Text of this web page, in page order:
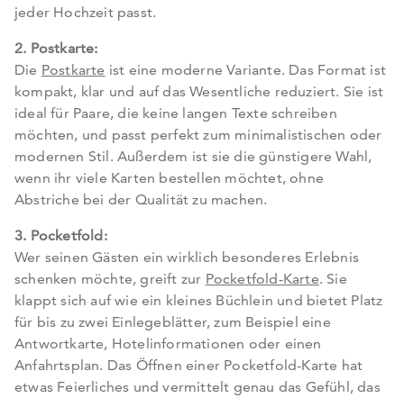
jeder Hochzeit passt.
2. Postkarte:
Die Postkarte ist eine moderne Variante. Das Format ist
kompakt, klar und auf das Wesentliche reduziert. Sie ist
ideal für Paare, die keine langen Texte schreiben
möchten, und passt perfekt zum minimalistischen oder
modernen Stil. Außerdem ist sie die günstigere Wahl,
wenn ihr viele Karten bestellen möchtet, ohne
Abstriche bei der Qualität zu machen.
3. Pocketfold:
Wer seinen Gästen ein wirklich besonderes Erlebnis
schenken möchte, greift zur Pocketfold-Karte. Sie
klappt sich auf wie ein kleines Büchlein und bietet Platz
für bis zu zwei Einlegeblätter, zum Beispiel eine
Antwortkarte, Hotelinformationen oder einen
Anfahrtsplan. Das Öffnen einer Pocketfold-Karte hat
etwas Feierliches und vermittelt genau das Gefühl, das